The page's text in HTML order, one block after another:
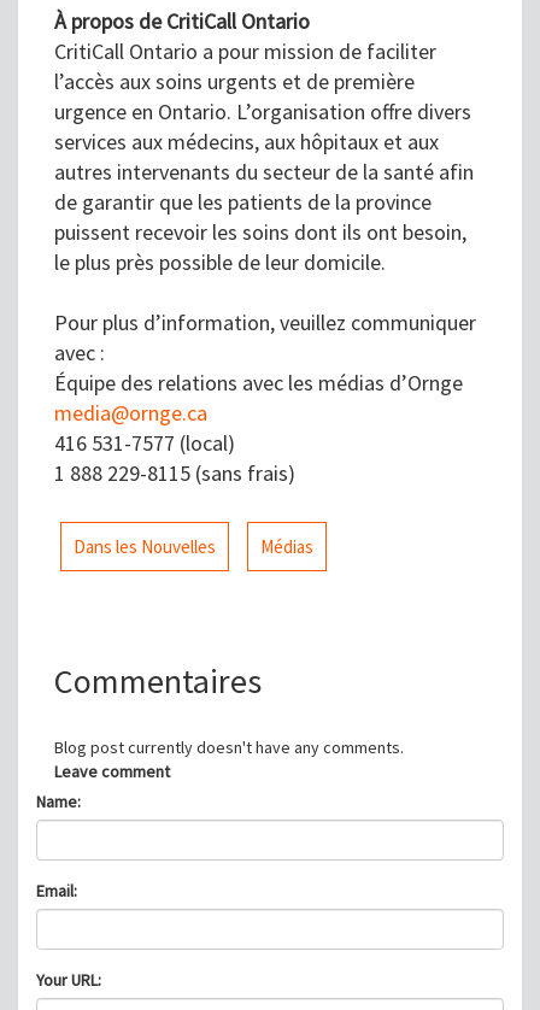
À propos de CritiCall Ontario
CritiCall Ontario a pour mission de faciliter
l’accès aux soins urgents et de première
urgence en Ontario. L’organisation offre divers
services aux médecins, aux hôpitaux et aux
autres intervenants du secteur de la santé afin
de garantir que les patients de la province
puissent recevoir les soins dont ils ont besoin,
le plus près possible de leur domicile.
Pour plus d’information, veuillez communiquer
avec :
Équipe des relations avec les médias d’Ornge
media@ornge.ca
416 531-7577 (local)
1 888 229-8115 (sans frais)
Dans les Nouvelles Médias
Commentaires
Blog post currently doesn't have any comments.
Leave comment
Name:
Email:
Your URL: